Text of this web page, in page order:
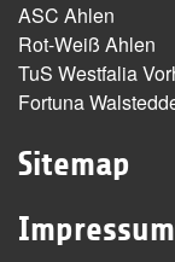
ASC Ahlen
Rot-Weiß Ahlen
TuS Westfalia
Fortuna
Sitemap
Impressum